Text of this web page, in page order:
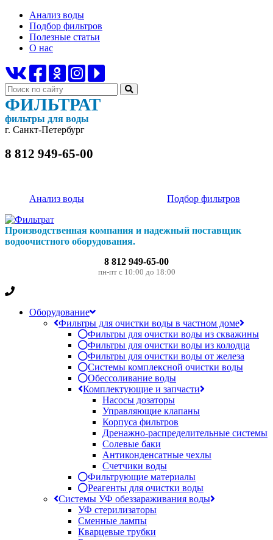
Анализ воды
Подбор фильтров
Полезные статьи
О нас
ФИЛЬТРАТ
фильтры для воды
г. Санкт-Петербург
8 812 949-65-00
Анализ воды Подбор фильтров
Производственная компания и надежный поставщик
водоочистного оборудования.
8 812 949-65-00
пн-пт с 10:00 до 18:00
Оборудование
Фильтры для очистки воды в частном доме
Фильтры для очистки воды из скважины
Фильтры для очистки воды из колодца
Фильтры для очистки воды от железа
Системы комплексной очистки воды
Обессоливание воды
Комплектующие и запчасти
Насосы дозаторы
Управляющие клапаны
Корпуса фильтров
Дренажно-распределительные системы
Солевые баки
Антиконденсатные чехлы
Счетчики воды
Фильтрующие материалы
Реагенты для очистки воды
Системы УФ обеззараживания воды
УФ стерилизаторы
Сменные лампы
Кварцевые трубки